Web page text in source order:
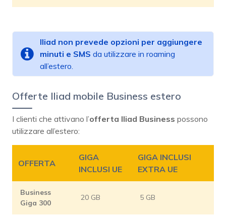
Iliad non prevede opzioni per aggiungere
minuti e SMS da utilizzare in roaming
all’estero.
Offerte Iliad mobile Business estero
I clienti che attivano l’offerta Iliad Business possono
utilizzare all’estero:
OFFERTA
GIGA
INCLUSI UE
GIGA INCLUSI
EXTRA UE
Business
Giga 300
20 GB 5 GB